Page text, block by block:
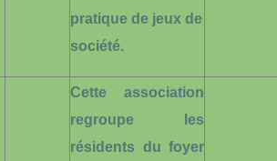
pratique de jeux de
société.
Cette association
regroupe les
résidents du foyer